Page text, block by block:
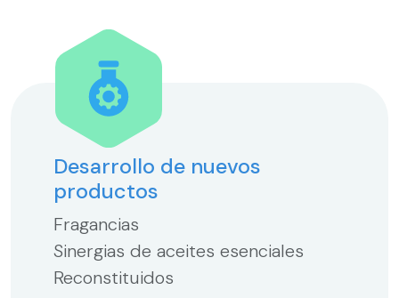
Desarrollo de nuevos
productos
Fragancias
Sinergias de aceites esenciales
Reconstituidos